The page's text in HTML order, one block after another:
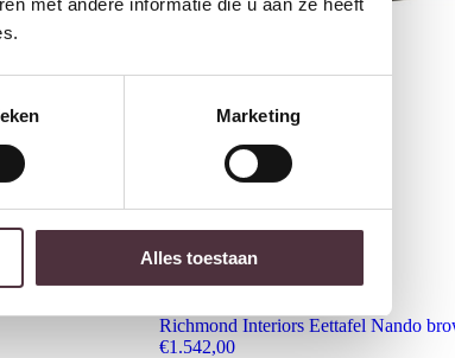
met andere informatie die u aan ze heeft
Marketing
Alles toestaan
Richmond Interiors Eettafel Nando
€1.542,00